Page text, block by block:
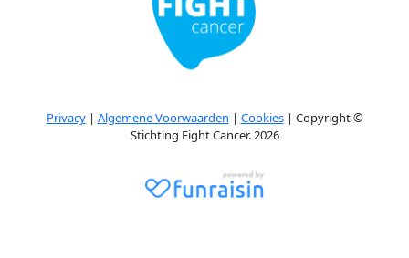
Privacy| Algemene Voorwaarden | Cookies| Copyright ©
Stichting Fight Cancer. 2026